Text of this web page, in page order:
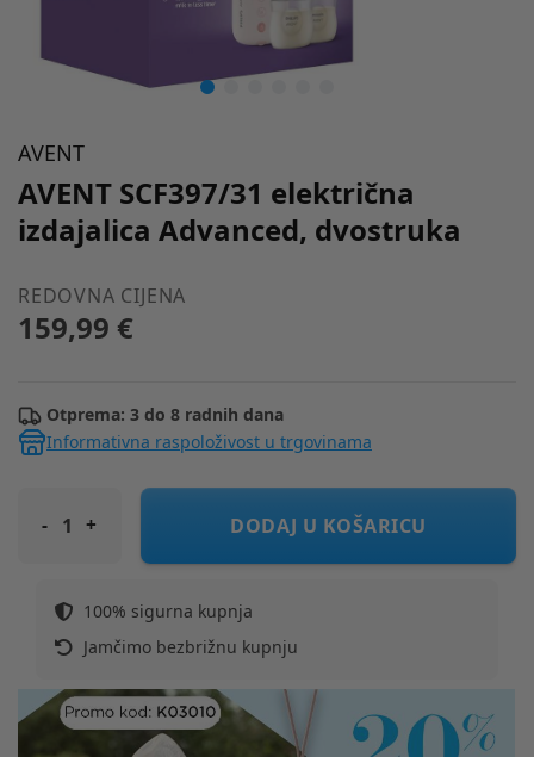
AVENT
AVENT SCF397/31 električna
izdajalica Advanced, dvostruka
REDOVNA CIJENA
159,99 €
Otprema: 3 do 8 radnih dana
Informativna raspoloživost u trgovinama
AVENT SCF397/31 električna izdajalica Advanced, dvostruka
DODAJ U KOŠARICU
100% sigurna kupnja
Jamčimo bezbrižnu kupnju